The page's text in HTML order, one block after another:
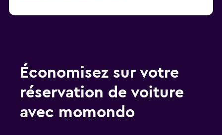
Location de voitures - São Paulo
à partir de 25 €
Économisez sur votre
réservation de voiture
avec momondo